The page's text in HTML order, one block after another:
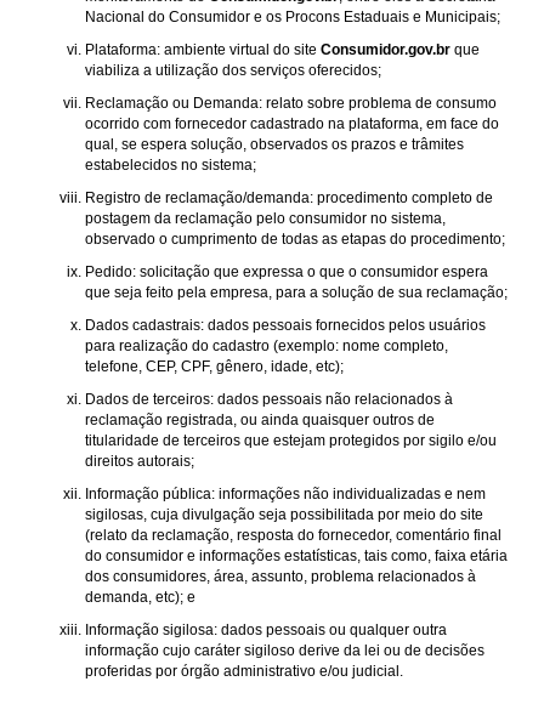
Nacional do Consumidor e os Procons Estaduais e Municipais;
Plataforma: ambiente virtual do site Consumidor.gov.br que
viabiliza a utilização dos serviços oferecidos;
Reclamação ou Demanda: relato sobre problema de consumo
ocorrido com fornecedor cadastrado na plataforma, em face do
qual, se espera solução, observados os prazos e trâmites
estabelecidos no sistema;
Registro de reclamação/demanda: procedimento completo de
postagem da reclamação pelo consumidor no sistema,
observado o cumprimento de todas as etapas do procedimento;
Pedido: solicitação que expressa o que o consumidor espera
que seja feito pela empresa, para a solução de sua reclamação;
Dados cadastrais: dados pessoais fornecidos pelos usuários
para realização do cadastro (exemplo: nome completo,
telefone, CEP, CPF, gênero, idade, etc);
Dados de terceiros: dados pessoais não relacionados à
reclamação registrada, ou ainda quaisquer outros de
titularidade de terceiros que estejam protegidos por sigilo e/ou
direitos autorais;
Informação pública: informações não individualizadas e nem
sigilosas, cuja divulgação seja possibilitada por meio do site
(relato da reclamação, resposta do fornecedor, comentário final
do consumidor e informações estatísticas, tais como, faixa etária
dos consumidores, área, assunto, problema relacionados à
demanda, etc); e
Informação sigilosa: dados pessoais ou qualquer outra
informação cujo caráter sigiloso derive da lei ou de decisões
proferidas por órgão administrativo e/ou judicial.